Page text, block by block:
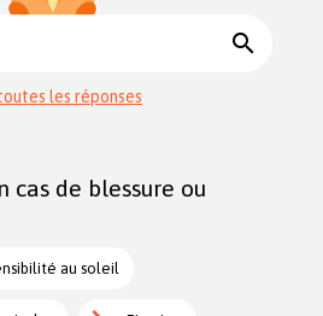
search
les réponses
cas de blessure ou
au soleil